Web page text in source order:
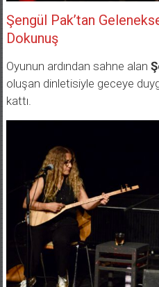
Şengül Pak’tan
Dokunuş
Oyunun ardından sahne alan
oluşan dinletisiyle geceye
kattı.